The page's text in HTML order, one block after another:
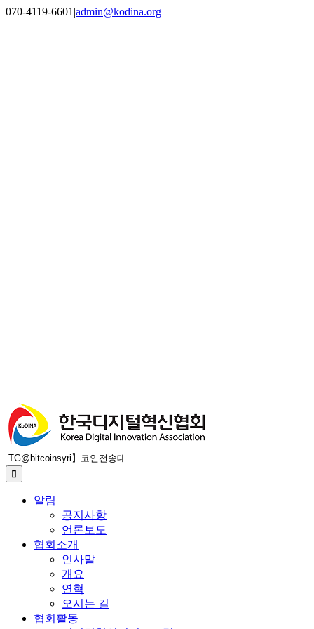
Skip
070-4119-6601 |admin@kodina.org
검
색
...
알림
공지사항
언론보도
협회소개
인사말
개요
연혁
오시는 길
협회활동